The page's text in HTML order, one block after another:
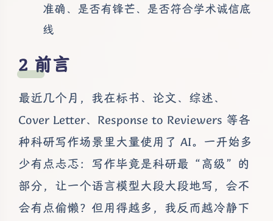
准确、是否有锋芒、是否符合学术诚信底
线
前言
最近几个月，我在标书、论文、综述、
Cover Letter、Response to Reviewers 等各
种科研写作场景里大量使用了 AI。一开始多
少有点忐忑：写作毕竟是科研最“高级”的
部分，让一个语言模型大段大段地写，会不
会有点偷懒？但用得越多，我反而越冷静下